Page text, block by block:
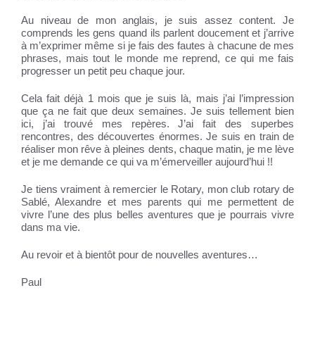
Au niveau de mon anglais, je suis assez content. Je
comprends les gens quand ils parlent doucement et j’arrive
à m’exprimer même si je fais des fautes à chacune de mes
phrases, mais tout le monde me reprend, ce qui me fais
progresser un petit peu chaque jour.
Cela fait déjà 1 mois que je suis là, mais j’ai l’impression
que ça ne fait que deux semaines. Je suis tellement bien
ici, j’ai trouvé mes repères. J’ai fait des superbes
rencontres, des découvertes énormes. Je suis en train de
réaliser mon rêve à pleines dents, chaque matin, je me lève
et je me demande ce qui va m’émerveiller aujourd’hui !!
Je tiens vraiment à remercier le Rotary, mon club rotary de
Sablé, Alexandre et mes parents qui me permettent de
vivre l’une des plus belles aventures que je pourrais vivre
dans ma vie.
Au revoir et à bientôt pour de nouvelles aventures…
Paul